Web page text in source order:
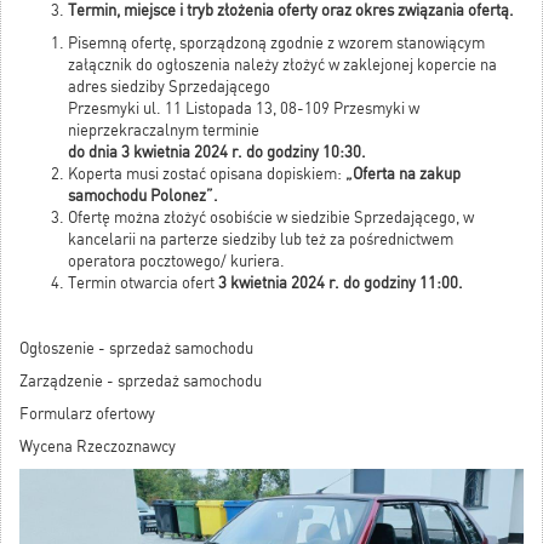
Termin, miejsce i tryb złożenia oferty oraz okres związania ofertą.
Pisemną ofertę, sporządzoną zgodnie z wzorem stanowiącym
załącznik do ogłoszenia należy złożyć w zaklejonej kopercie na
adres siedziby Sprzedającego
Przesmyki ul. 11 Listopada 13, 08-109 Przesmyki w
nieprzekraczalnym terminie
do dnia 3 kwietnia 2024 r. do godziny 10:30.
Koperta musi zostać opisana dopiskiem: „Oferta na zakup
samochodu Polonez”.
Ofertę można złożyć osobiście w siedzibie Sprzedającego, w
kancelarii na parterze siedziby lub też za pośrednictwem
operatora pocztowego/ kuriera.
Termin otwarcia ofert 3 kwietnia 2024 r. do godziny 11:00.
Ogłoszenie - sprzedaż samochodu
Zarządzenie - sprzedaż samochodu
Formularz ofertowy
Wycena Rzeczoznawcy